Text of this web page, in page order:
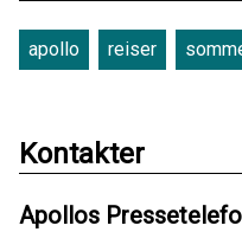
apollo reiser
Kontakter
Apollos